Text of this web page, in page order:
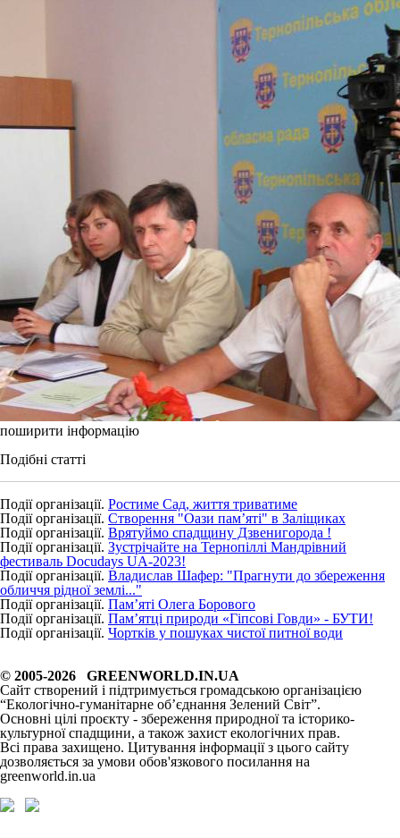
поширити інформацію
Подібні статті
Події організації. Ростиме Сад, життя триватиме
Події організації. Створення "Оази пам’яті" в Заліщиках
Події організації. Врятуймо спадщину Дзвенигорода !
Події організації. Зустрічайте на Тернопіллі Мандрівний
фестиваль Docudays UA-2023!
Події організації. Владислав Шафер: "Прагнути до збереження
обличчя рідної землі..."
Події організації. Пам’яті Олега Борового
Події організації. Пам’ятці природи «Гіпсові Говди» - БУТИ!
Події організації. Чортків у пошуках чистої питної води
© 2005-2026 GREENWORLD.IN.UA
Сайт створений і підтримується громадською організацією
“Екологічно-гуманітарне об’єднання Зелений Світ”.
Основні цілі проєкту - збереження природної та історико-
культурної спадщини, а також захист екологічних прав.
Всі права захищено. Цитування інформації з цього сайту
дозволяється за умови обов'язкового посилання на
greenworld.in.ua